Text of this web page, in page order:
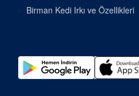
Birman Kedi Irkı ve Özellikleri